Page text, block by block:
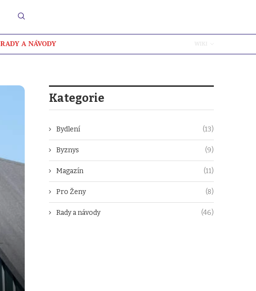
RADY A NÁVODY
Kategorie
Bydlení (13)
Byznys (9)
Magazín (11)
Pro Ženy (8)
Rady a návody (46)